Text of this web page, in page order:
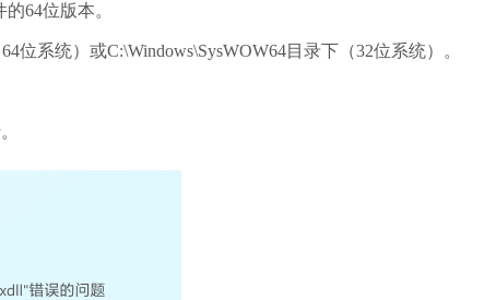
64位版本。
位系统）或C:\Windows\SysWOW64目录下（32位系统）。